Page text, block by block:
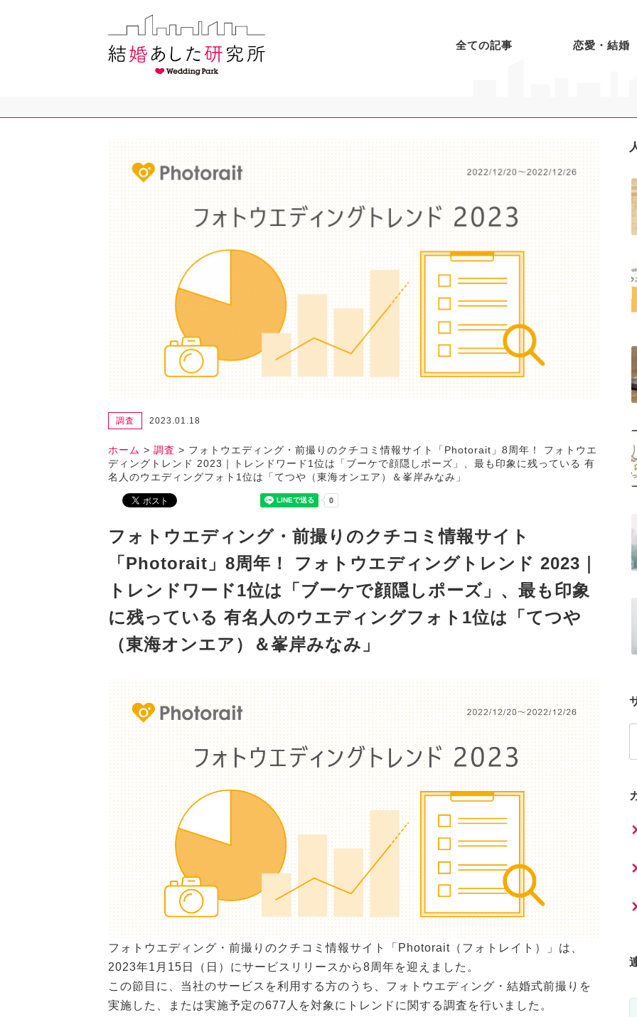
全ての記事 恋愛・結婚
調査 2023.01.18
ホーム > 調査 > フォトウエディング・前撮りのクチコミ情報サイト「Photorait」8周年！ フォトウエ
ディングトレンド 2023｜トレンドワード1位は「ブーケで顔隠しポーズ」、最も印象に残っている 有
名人のウエディングフォト1位は「てつや（東海オンエア）＆峯岸みなみ」
フォトウエディング・前撮りのクチコミ情報サイト
「Photorait」8周年！ フォトウエディングトレンド 2023｜
トレンドワード1位は「ブーケで顔隠しポーズ」、最も印象
に残っている 有名人のウエディングフォト1位は「てつや
（東海オンエア）＆峯岸みなみ」
フォトウエディング・前撮りのクチコミ情報サイト「Photorait（フォトレイト）」は、
2023年1月15日（日）にサービスリリースから8周年を迎えました。
この節目に、当社のサービスを利用する方のうち、フォトウエディング・結婚式前撮りを
実施した、または実施予定の677人を対象にトレンドに関する調査を行いました。